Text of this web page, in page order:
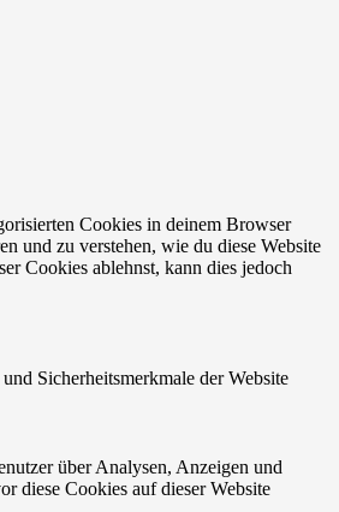
Cookies in deinem Browser
und zu verstehen, wie du diese Website
Cookies ablehnst, kann dies jedoch
Sicherheitsmerkmale der Website
über Analysen, Anzeigen und
diese Cookies auf dieser Website